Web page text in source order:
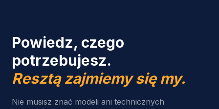
Powiedz, czego
potrzebujesz.
Resztą zajmiemy się my.
Nie musisz znać modeli ani technicznych